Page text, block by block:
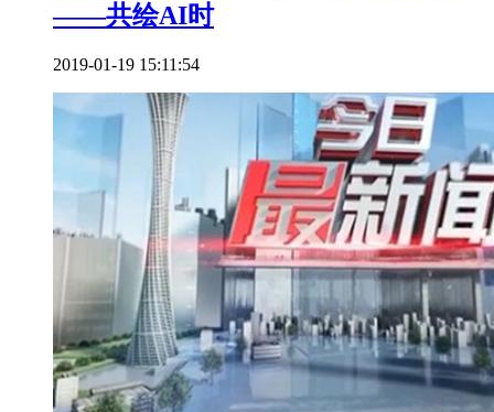
——共绘AI时
2019-01-19 15:11:54